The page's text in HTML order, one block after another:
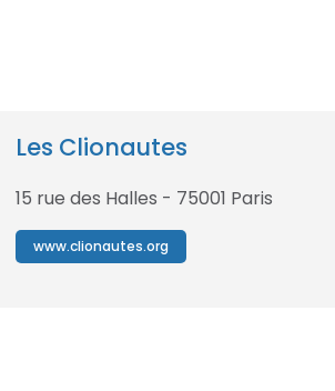
Les Clionautes
15 rue des Halles - 75001 Paris
www.clionautes.org